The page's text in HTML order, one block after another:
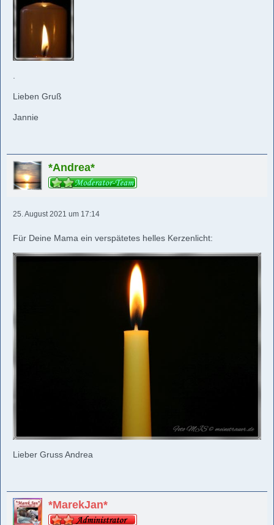
Lieben Gruß
Jannie
*Andrea*
25. August 2021 um 17:14
Für Deine Mama ein verspätetes helles Kerzenlicht:
Lieber Gruss Andrea
*MarekJan*